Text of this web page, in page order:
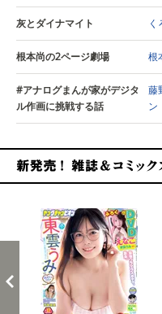
灰とダイナマイト く
根本尚の2ページ劇場 根
#アナログまんが家がデジタ
ル作画に挑戦する話
藤
ン